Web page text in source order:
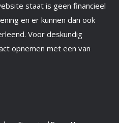
staat is geen financieel
en er kunnen dan ook
Voor deskundig
opnemen met een van